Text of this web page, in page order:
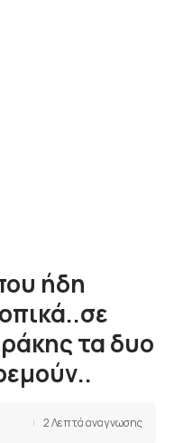
ήδη
τα δυο
2 Λεπτά αναγνωσης